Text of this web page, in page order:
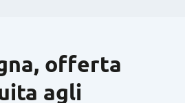
offerta
agli